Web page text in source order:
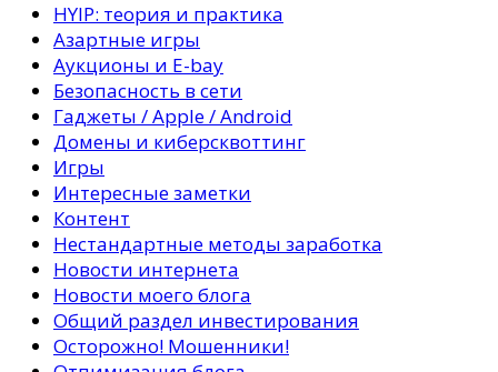
HYIP: теория и практика
Азартные игры
Аукционы и E-bay
Безопасность в сети
Гаджеты / Apple / Android
Домены и киберсквоттинг
Игры
Интересные заметки
Контент
Нестандартные методы заработка
Новости интернета
Новости моего блога
Общий раздел инвестирования
Осторожно! Мошенники!